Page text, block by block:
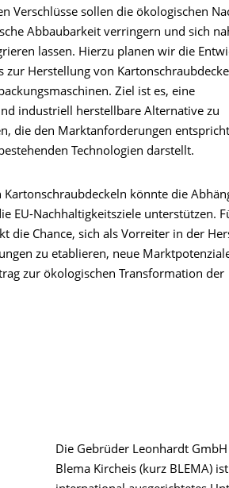
Verschlüsse sollen die ökologischen
Abbaubarkeit verringern und sich
lassen. Hierzu planen wir die
zur Herstellung von
Ziel ist es, eine
industriell herstellbare Alternative zu
die den Marktanforderungen
Technologien darstellt.
könnte die
EU-Nachhaltigkeitsziele unterstützen.
die Chance, sich als Vorreiter in der
zu etablieren, neue
zur ökologischen Transformation der
Die Gebrüder Leonhardt GmbH
Blema Kircheis (kurz BLEMA)